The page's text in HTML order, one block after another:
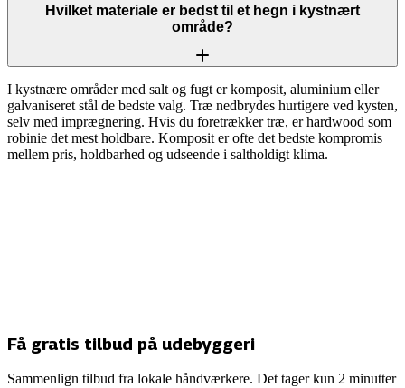
Hvilket materiale er bedst til et hegn i kystnært
område?
I kystnære områder med salt og fugt er komposit, aluminium eller
galvaniseret stål de bedste valg. Træ nedbrydes hurtigere ved kysten,
selv med imprægnering. Hvis du foretrækker træ, er hardwood som
robinie det mest holdbare. Komposit er ofte det bedste kompromis
mellem pris, holdbarhed og udseende i saltholdigt klima.
Få gratis tilbud på udebyggeri
Sammenlign tilbud fra lokale håndværkere. Det tager kun 2 minutter